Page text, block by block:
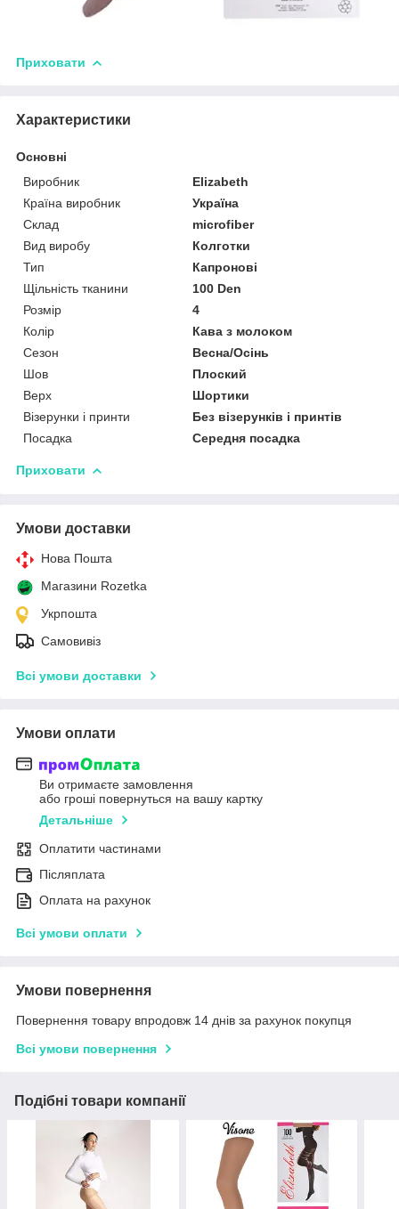
Приховати
Характеристики
Основні
Виробник
Elizabeth
Країна виробник
Україна
Склад
microfiber
Вид виробу
Колготки
Тип
Капронові
Щільність тканини
100 Den
Розмір
4
Колір
Кава з молоком
Сезон
Весна/Осінь
Шов
Плоский
Верх
Шортики
Візерунки і принти
Без візерунків і принтів
Посадка
Середня посадка
Приховати
Умови доставки
Нова Пошта
Магазини Rozetka
Укрпошта
Самовивіз
Всі умови доставки
Умови оплати
Ви отримаєте замовлення
або гроші повернуться на вашу картку
Детальніше
Оплатити частинами
Післяплата
Оплата на рахунок
Всі умови оплати
Умови повернення
Повернення товару впродовж 14 днів за рахунок покупця
Всі умови повернення
Подібні товари компанії